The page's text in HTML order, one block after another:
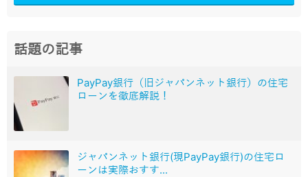
話題の記事
PayPay銀行（旧ジャパンネット銀行）の住宅
ローンを徹底解説！
ジャパンネット銀行(現PayPay銀行)の住宅ロ
ーンは実際おすす...